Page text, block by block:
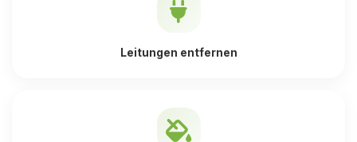
Leitungen entfernen